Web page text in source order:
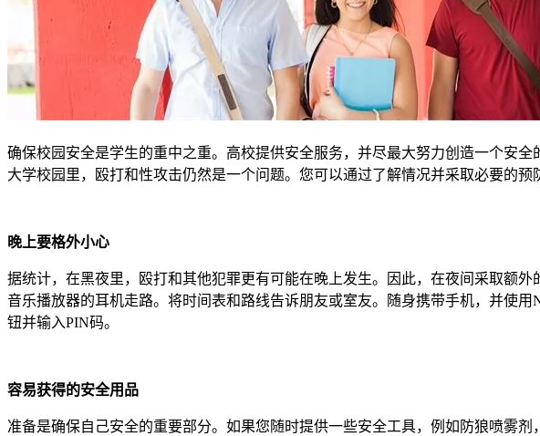
确保校园安全是学生的重中之重。高校提供安全服务，并尽最大努力创造一个安
大学校园里，殴打和性攻击仍然是一个问题。您可以通过了解情况并采取必要的
晚上要格外小心
据统计，在黑夜里，殴打和其他犯罪更有可能在晚上发生。因此，在夜间采取额
音乐播放器的耳机走路。将时间表和路线告诉朋友或室友。随身携带手机，并使
钮并输入PIN码。
容易获得的安全用品
准备是确保自己安全的重要部分。如果您随时提供一些安全工具，例如防狼喷雾